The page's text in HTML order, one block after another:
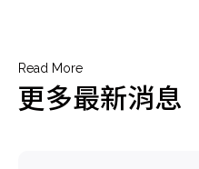
Read More
更多最新消息